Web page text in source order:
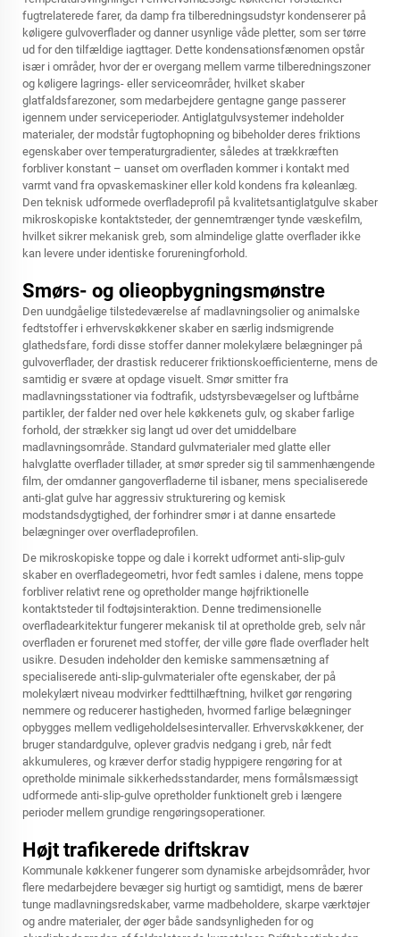
fugtrelaterede farer, da damp fra tilberedningsudstyr kondenserer på
køligere gulvoverflader og danner usynlige våde pletter, som ser tørre
ud for den tilfældige iagttager. Dette kondensationsfænomen opstår
især i områder, hvor der er overgang mellem varme tilberedningszoner
og køligere lagrings- eller serviceområder, hvilket skaber
glatfaldsfarezoner, som medarbejdere gentagne gange passerer
igennem under serviceperioder. Antiglatgulvsystemer indeholder
materialer, der modstår fugtophopning og bibeholder deres friktions
egenskaber over temperaturgradienter, således at trækkræften
forbliver konstant – uanset om overfladen kommer i kontakt med
varmt vand fra opvaskemaskiner eller kold kondens fra køleanlæg.
Den teknisk udformede overfladeprofil på kvalitetsantiglatgulve skaber
mikroskopiske kontaktsteder, der gennemtrænger tynde væskefilm,
hvilket sikrer mekanisk greb, som almindelige glatte overflader ikke
kan levere under identiske forureningforhold.
Smørs- og olieopbygningsmønstre
Den uundgåelige tilstedeværelse af madlavningsolier og animalske
fedtstoffer i erhvervskøkkener skaber en særlig indsmigrende
glathedsfare, fordi disse stoffer danner molekylære belægninger på
gulvoverflader, der drastisk reducerer friktionskoefficienterne, mens de
samtidig er svære at opdage visuelt. Smør smitter fra
madlavningsstationer via fodtrafik, udstyrsbevægelser og luftbårne
partikler, der falder ned over hele køkkenets gulv, og skaber farlige
forhold, der strækker sig langt ud over det umiddelbare
madlavningsområde. Standard gulvmaterialer med glatte eller
halvglatte overflader tillader, at smør spreder sig til sammenhængende
film, der omdanner gangoverfladerne til isbaner, mens specialiserede
anti-glat gulve har aggressiv strukturering og kemisk
modstandsdygtighed, der forhindrer smør i at danne ensartede
belægninger over overfladeprofilen.
De mikroskopiske toppe og dale i korrekt udformet anti-slip-gulv
skaber en overfladegeometri, hvor fedt samles i dalene, mens toppe
forbliver relativt rene og opretholder mange højfriktionelle
kontaktsteder til fodtøjsinteraktion. Denne tredimensionelle
overfladearkitektur fungerer mekanisk til at opretholde greb, selv når
overfladen er forurenet med stoffer, der ville gøre flade overflader helt
usikre. Desuden indeholder den kemiske sammensætning af
specialiserede anti-slip-gulvmaterialer ofte egenskaber, der på
molekylært niveau modvirker fedttilhæftning, hvilket gør rengøring
nemmere og reducerer hastigheden, hvormed farlige belægninger
opbygges mellem vedligeholdelsesintervaller. Erhvervskøkkener, der
bruger standardgulve, oplever gradvis nedgang i greb, når fedt
akkumuleres, og kræver derfor stadig hyppigere rengøring for at
opretholde minimale sikkerhedsstandarder, mens formålsmæssigt
udformede anti-slip-gulve opretholder funktionelt greb i længere
perioder mellem grundige rengøringsoperationer.
Højt trafikerede driftskrav
Kommunale køkkener fungerer som dynamiske arbejdsområder, hvor
flere medarbejdere bevæger sig hurtigt og samtidigt, mens de bærer
tunge madlavningsredskaber, varme madbeholdere, skarpe værktøjer
og andre materialer, der øger både sandsynligheden for og